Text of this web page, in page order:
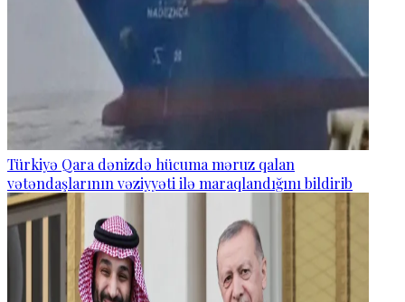
Türkiyə Qara dənizdə hücuma məruz qalan
vətəndaşlarının vəziyyəti ilə maraqlandığını bildirib